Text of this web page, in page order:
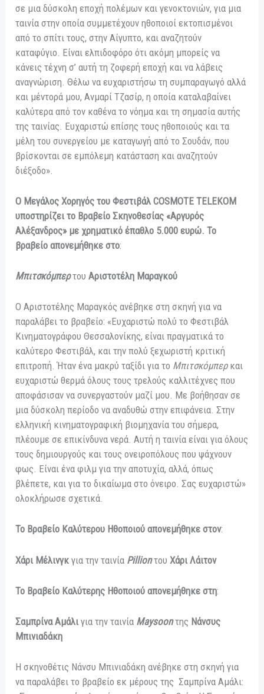
σε μια δύσκολη εποχή πολέμων και γενοκτονιών, για μια
ταινία στην οποία συμμετέχουν ηθοποιοί εκτοπισμένοι
από το σπίτι τους, στην Αίγυπτο, και αναζητούν
καταφύγιο. Είναι ελπιδοφόρο ότι ακόμη μπορείς να
κάνεις τέχνη σ’ αυτή τη ζοφερή εποχή και να λάβεις
αναγνώριση. Θέλω να ευχαριστήσω τη συμπαραγωγό αλλά
και μέντορά μου, Ανμαρί Τζασίρ, η οποία καταλαβαίνει
καλύτερα από τον καθένα το νόημα και τη σημασία αυτής
της ταινίας. Ευχαριστώ επίσης τους ηθοποιούς και τα
μέλη του συνεργείου με καταγωγή από το Σουδάν, που
βρίσκονται σε εμπόλεμη κατάσταση και αναζητούν
διέξοδο».
Ο Μεγάλος Χορηγός του Φεστιβάλ COSMOTE TELEKOM
υποστηρίζει το Βραβείο Σκηνοθεσίας «Αργυρός
Αλέξανδρος» με χρηματικό έπαθλο 5.000 ευρώ. Το
βραβείο απονεμήθηκε στο:
Μπιτσκόμπερτου Αριστοτέλη Μαραγκού
Ο Αριστοτέλης Μαραγκός ανέβηκε στη σκηνή για να
παραλάβει το βραβείο: «Ευχαριστώ πολύ το Φεστιβάλ
Κινηματογράφου Θεσσαλονίκης, είναι πραγματικά το
καλύτερο Φεστιβάλ, και την πολύ ξεχωριστή κριτική
επιτροπή. Ήταν ένα μακρύ ταξίδι για το Μπιτσκόμπερ και
ευχαριστώ θερμά όλους τους τρελούς καλλιτέχνες που
αποφάσισαν να συνεργαστούν μαζί μου. Με βοήθησαν σε
μια δύσκολη περίοδο να αναδυθώ στην επιφάνεια. Στην
ελληνική κινηματογραφική βιομηχανία του σήμερα,
πλέουμε σε επικίνδυνα νερά. Αυτή η ταινία είναι για όλους
τους δημιουργούς και τους ονειροπόλους που ψάχνουν
φως. Είναι ένα φιλμ για την αποτυχία, αλλά, όπως
βλέπετε, και για το δικαίωμα στο όνειρο. Σας ευχαριστώ»
ολοκλήρωσε σχετικά.
To Βραβείο Καλύτερου Ηθοποιού απονεμήθηκε στον:
Χάρι Μέλινγκγια την ταινία Pillionτου Χάρι Λάιτον
Το Βραβείο Καλύτερης Ηθοποιού απονεμήθηκε στη:
Σαμπρίνα Αμάλιγια την ταινία Maysoonτης Νάνσυς
Μπινιαδάκη
Η σκηνοθέτις Νάνσυ Μπινιαδάκη ανέβηκε στη σκηνή για
να παραλάβει το βραβείο εκ μέρους της Σαμπρίνα Αμάλι: